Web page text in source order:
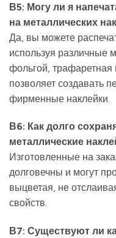
В5: Могу ли я
на металлических
Да, вы можете
используя различные
фольгой, трафаретная
позволяет создавать
фирменные наклейки.
В6: Как долго
металлические
Изготовленные на
долговечны и могут
выцветая, не
свойств.
В7: Существуют ли